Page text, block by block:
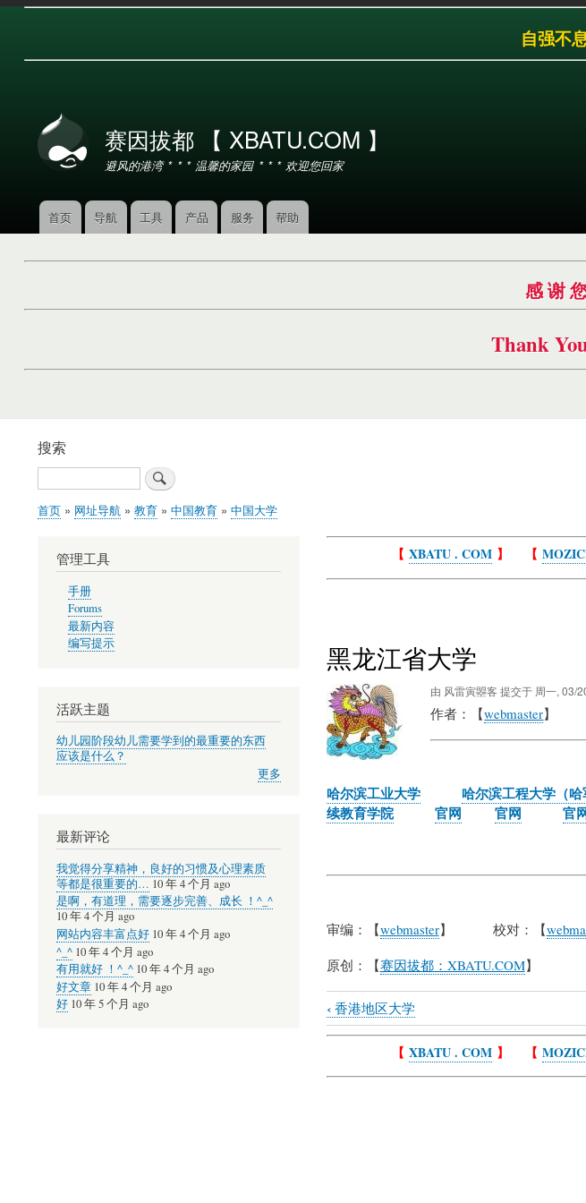
自强不
户
赛因拔都 【 XBATU.COM 】
避风的港湾 * * * 温馨的家园 * * * 欢迎您回家
航
首页 导航 工具 产品 服务 帮助
感 谢
Thank
搜索
索
面
首页 网址导航 教育 中国教育 中国大学
【 XBATU . COM 】 【
黑龙江省大学
由 风雷寅曌客 提交于 周一, 03/
作者：【webmaster】
哈尔滨工业大学 哈尔滨工程大学（哈
续教育学院
官网 官网 官
审编：【webmaster】 校对：【
原创：【赛因拔都：XBATU.COM】
Book
links
‹香港地区大学
【 XBATU . COM 】 【
管理工具
手册
Forums
最新内容
编写提示
活跃主题
幼儿园阶段幼儿需要学到的最重要的东西
应该是什么？
更多
最新评论
我觉得分享精神，良好的习惯及心理素质
等都是很重要的… 10 年 4 个月 ago
是啊，有道理，需要逐步完善、成长 ！^_^
10 年 4 个月 ago
网站内容丰富点好 10 年 4 个月 ago
^_^ 10 年 4 个月 ago
有用就好 ！^_^ 10 年 4 个月 ago
好文章 10 年 4 个月 ago
好 10 年 5 个月 ago